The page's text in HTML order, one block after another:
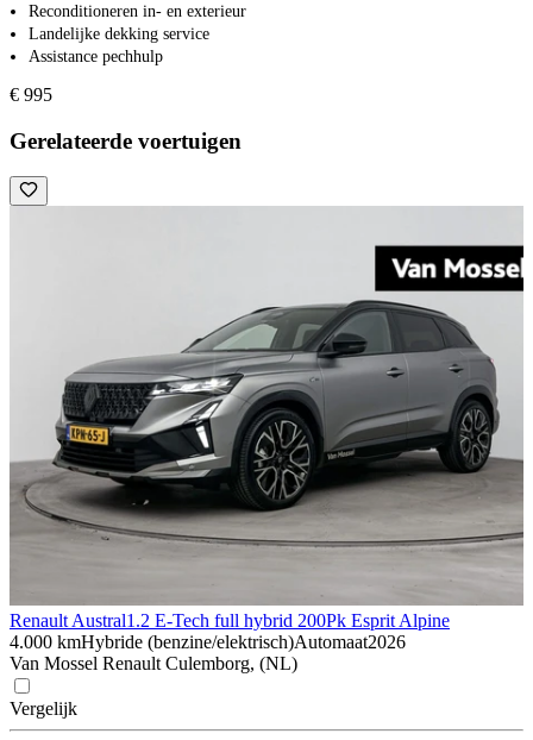
Reconditioneren in- en exterieur
Landelijke dekking service
Assistance pechhulp
€ 995
Gerelateerde voertuigen
Renault Austral1.2 E-Tech full hybrid 200Pk Esprit Alpine
4.000 kmHybride (benzine/elektrisch)Automaat2026
Van Mossel Renault Culemborg, (NL)
Vergelijk